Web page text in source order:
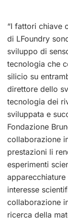
“I fattori chiave
di LFoundry
sviluppo di
tecnologia che
silicio su
direttore dello
tecnologia dei
sviluppata e
Fondazione
collaborazione
prestazioni li
esperimenti
interesse
collaborazione
ricerca della